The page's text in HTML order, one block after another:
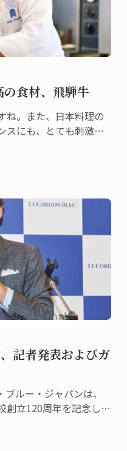
食材、飛騨牛
ね。また、日本料理の
スにも、とても刺激を
う飛騨牛。
記者発表およびガ
ルー・ジャパンは、
創立120周年を記念した